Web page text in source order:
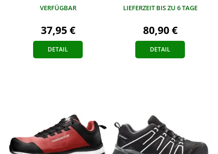
VERFÜGBAR
37,95 €
DETAIL
LIEFERZEIT BIS ZU 6 TAGE
80,90 €
DETAIL